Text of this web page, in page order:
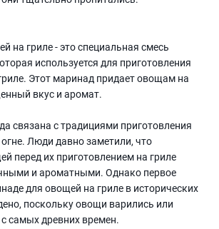
на гриле - это специальная смесь
используется для приготовления
Этот маринад придает овощам на
вкус и аромат.
связана с традициями приготовления
Люди давно заметили, что
перед их приготовлением на гриле
и ароматными. Однако первое
для овощей на гриле в исторических
поскольку овощи варились или
самых древних времен.